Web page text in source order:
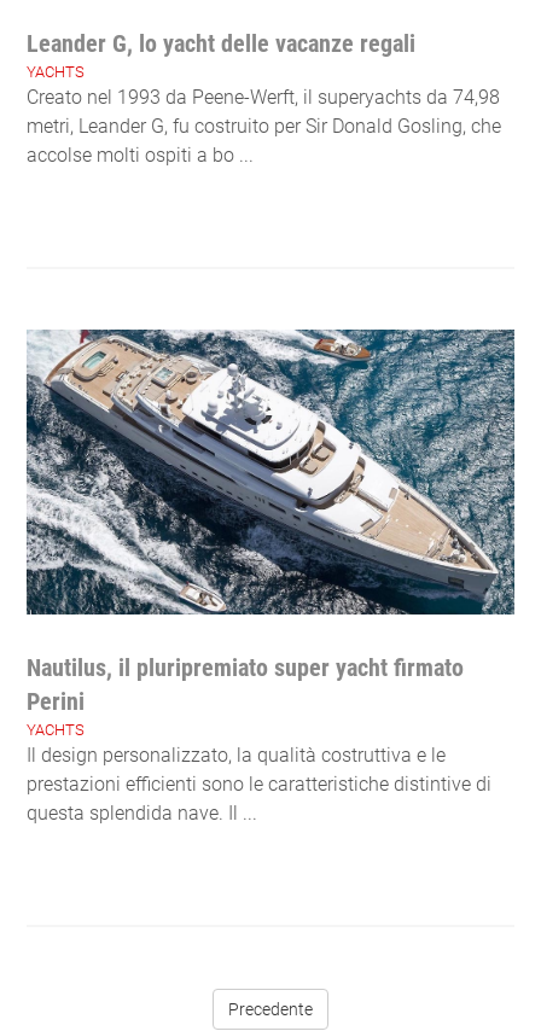
Leander G, lo yacht delle vacanze regali
YACHTS
Creato nel 1993 da Peene-Werft, il superyachts da 74,98
metri, Leander G, fu costruito per Sir Donald Gosling, che
accolse molti ospiti a bo ...
Nautilus, il pluripremiato super yacht firmato
Perini
YACHTS
Il design personalizzato, la qualità costruttiva e le
prestazioni efficienti sono le caratteristiche distintive di
questa splendida nave. Il ...
Precedente